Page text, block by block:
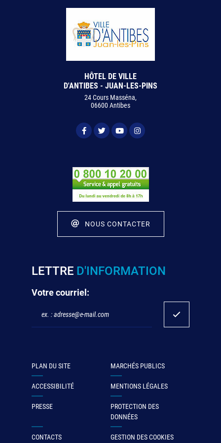
HÔTEL DE VILLE
D'ANTIBES - JUAN-LES-PINS
24 Cours Masséna,
06600 Antibes
NOUS CONTACTER
LETTRE D'INFORMATION
Votre courriel:
PLAN DU SITE MARCHÉS PUBLICS
ACCESSIBILITÉ MENTIONS LÉGALES
PRESSE
PROTECTION DES
DONNÉES
CONTACTS GESTION DES COOKIES